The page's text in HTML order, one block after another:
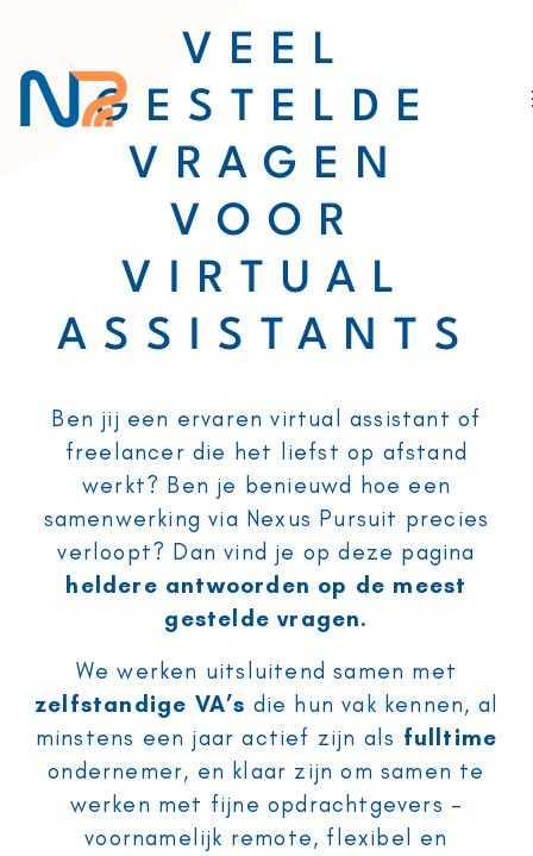
VEEL
GESTELDE
VRAGEN
VOOR
VIRTUAL
ASSISTANTS
Ben jij een ervaren virtual assistant of
freelancer die het liefst op afstand
werkt? Ben je benieuwd hoe een
samenwerking via Nexus Pursuit precies
verloopt? Dan vind je op deze pagina
heldere antwoorden op de meest
gestelde vragen.
We werken uitsluitend samen met
zelfstandige VA’s die hun vak kennen, al
minstens een jaar actief zijn als fulltime
ondernemer, en klaar zijn om samen te
werken met fijne opdrachtgevers –
voornamelijk remote, flexibel en